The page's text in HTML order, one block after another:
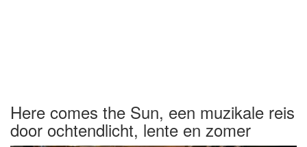
Here comes the Sun, een muzikale reis
door ochtendlicht, lente en zomer